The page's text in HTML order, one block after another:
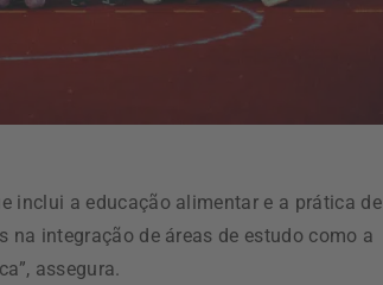
inclui a educação alimentar e a prática de
na integração de áreas de estudo como a
assegura.